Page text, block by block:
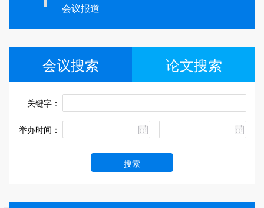
会议报道
会议搜索 论文搜索
关键字：
举办时间： -
搜索